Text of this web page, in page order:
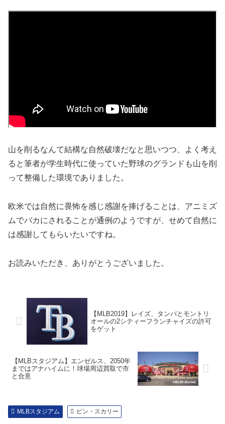
山を削るなんて結構な自然破壊だなと思いつつ、よく考え
ると筆者が学生時代に使っていた野球のグランドも山を削
って整備した環境でありました。
欧米では自然に畏怖を感じ感謝を捧げることは、アニミズ
ムでバカにされることが通例のようですが、せめて自然に
は感謝してもらいたいですね。
お読みいただき、ありがとうございました。
【MLB2019】レイズ、タンパとモントリ
オールの2シティーフランチャイズの許可
をゲット
【MLBスタジアム】エンゼルス、2050年
まではアナハイムに！球場周辺買取で市
と合意
MLBスタジアム ビン・スカリー